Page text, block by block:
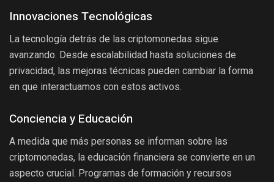
Innovaciones Tecnológicas
La tecnología detrás de las criptomonedas sigue
avanzando. Desde escalabilidad hasta soluciones de
privacidad, las mejoras técnicas pueden cambiar la forma
en que interactuamos con estos activos.
Conciencia y Educación
A medida que más personas se informan sobre las
criptomonedas, la educación financiera se convierte en un
aspecto crucial. Programas de formación y recursos